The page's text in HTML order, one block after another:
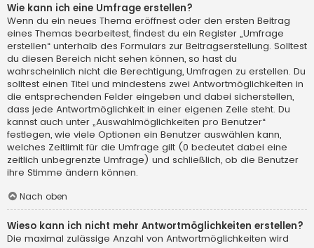
Wie kann ich eine Umfrage erstellen?
Wenn du ein neues Thema eröffnest oder den ersten Beitrag
eines Themas bearbeitest, findest du ein Register „Umfrage
erstellen“ unterhalb des Formulars zur Beitragserstellung. Solltest
du diesen Bereich nicht sehen können, so hast du
wahrscheinlich nicht die Berechtigung, Umfragen zu erstellen. Du
solltest einen Titel und mindestens zwei Antwortmöglichkeiten in
die entsprechenden Felder eingeben und dabei sicherstellen,
dass jede Antwortmöglichkeit in einer eigenen Zeile steht. Du
kannst auch unter „Auswahlmöglichkeiten pro Benutzer“
festlegen, wie viele Optionen ein Benutzer auswählen kann,
welches Zeitlimit für die Umfrage gilt (0 bedeutet dabei eine
zeitlich unbegrenzte Umfrage) und schließlich, ob die Benutzer
ihre Stimme ändern können.
Nach oben
Wieso kann ich nicht mehr Antwortmöglichkeiten erstellen?
Die maximal zulässige Anzahl von Antwortmöglichkeiten wird